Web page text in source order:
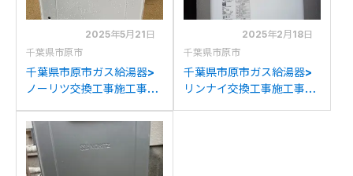
2025年5月21日
千葉県市原市
千葉県市原市ガス給湯器>
ノーリツ交換工事施工事
2450SAWXからノーリツ
GT-2070SAW BLへの交
換
2025年2月18日
千葉県市原市
千葉県市原市ガス給湯器>
リンナイ交換工事施工事